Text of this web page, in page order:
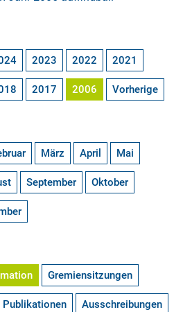
2023 2022 2021
2017 2006 Vorherige
März April Mai
September Oktober
Gremiensitzungen
Publikationen Ausschreibungen